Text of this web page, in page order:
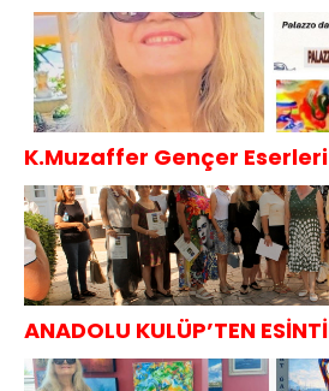
K.Muzaffer Gençer
ANADOLU KULÜP’TEN